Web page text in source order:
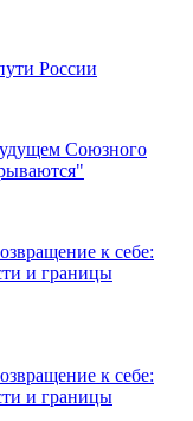
России
Союзного
к себе:
и границы
к себе:
и границы